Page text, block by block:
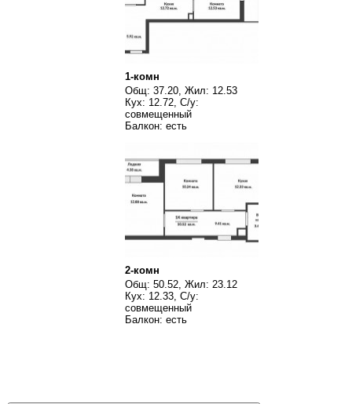
1-комн
Общ: 37.20, Жил: 12.53
Кух: 12.72, С/у:
совмещенный
Балкон: есть
2-комн
Общ: 50.52, Жил: 23.12
Кух: 12.33, С/у:
совмещенный
Балкон: есть